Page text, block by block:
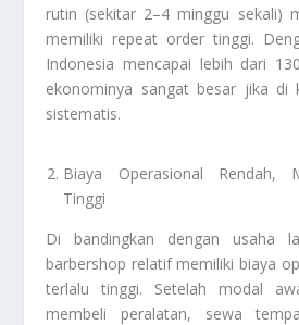
rutin (sekitar 2–4 minggu sekali)
memiliki repeat order tinggi.
Indonesia mencapai lebih dari
ekonominya sangat besar jika di
sistematis.
Biaya Operasional Rendah,
Tinggi
Di bandingkan dengan usaha
barbershop relatif memiliki biaya
terlalu tinggi. Setelah modal
membeli peralatan, sewa